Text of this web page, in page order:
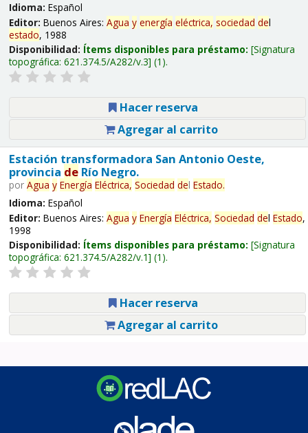
Idioma: Español
Editor: Buenos Aires: Agua y energía eléctrica, sociedad del
estado, 1988
Disponibilidad: Ítems disponibles para préstamo: Signatura
topográfica: 621.374.5/A282/v.3 (1).
Hacer reserva
Agregar al carrito
Estación transformadora San Antonio Oeste,
provincia deRío Negro.
por Agua y Energía Eléctrica, Sociedad del Estado.
Idioma: Español
Editor: Buenos Aires: Agua y Energía Eléctrica, Sociedad del Estado,
1998
Disponibilidad: Ítems disponibles para préstamo: Signatura
topográfica: 621.374.5/A282/v.1 (1).
Hacer reserva
Agregar al carrito